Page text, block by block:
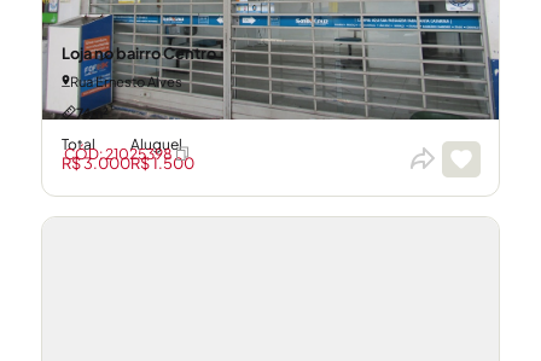
Loja no bairro Centro
Rua Ernesto Alves
74m²
Total
R$ 3.000
Aluguel
R$ 1.500
CÓD: 21025398